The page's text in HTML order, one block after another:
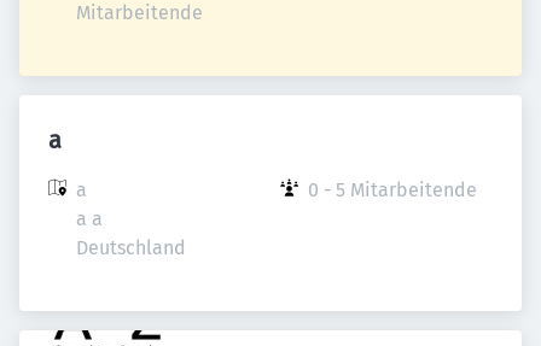
Mitarbeitende
a
a
a a
Deutschland
0 - 5 Mitarbeitende